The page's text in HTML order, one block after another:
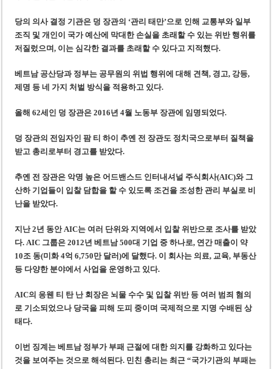
당의 의사 결정 기관은 덩 장관의 ‘관리 태만’으로 인해 교통부와 일부
조직 및 개인이 국가 예산에 막대한 손실을 초래할 수 있는 위반 행위를
저질렀으며, 이는 심각한 결과를 초래할 수 있다고 지적했다.
베트남 공산당과 정부는 공무원의 위법 행위에 대해 견책, 경고, 강등,
제명 등 네 가지 처벌 방식을 적용하고 있다.
올해 62세인 덩 장관은 2016년 4월 노동부 장관에 임명되었다.
덩 장관의 전임자인 팜 티 하이 추옌 전 장관도 정치국으로부터 질책을
받고 총리로부터 경고를 받았다.
추옌 전 장관은 악명 높은 어드밴스드 인터내셔널 주식회사(AIC)와 그
산하 기업들이 입찰 담합을 할 수 있도록 조건을 조성한 관리 부실로 비
난을 받았다.
지난 2년 동안 AIC는 여러 단위와 지역에서 입찰 위반으로 조사를 받았
다. AIC 그룹은 2012년 베트남 500대 기업 중 하나로, 연간 매출이 약
10조 동(미화 4억 6,750만 달러)에 달했다. 이 회사는 의료, 교육, 부동산
등 다양한 분야에서 사업을 운영하고 있다.
AIC의 응웬 티 탄 난 회장은 뇌물 수수 및 입찰 위반 등 여러 범죄 혐의
로 기소되었으나 당국을 피해 도피 중이며 국제적으로 지명 수배된 상
태다.
이번 징계는 베트남 정부가 부패 근절에 대한 의지를 강화하고 있다는
것을 보여주는 것으로 해석된다. 민친 총리는 최근 “국가기관의 부패는